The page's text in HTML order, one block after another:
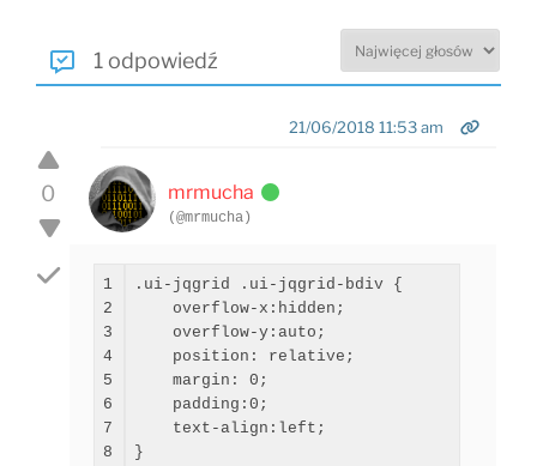
1 odpowiedź
0
21/06/2018 11:53 am
mrmucha
(@mrmucha)
1
2
3
4
5
6
7
.ui-jqgrid .ui-jqgrid-bdiv {
overflow-x:hidden;
overflow-y:auto;
position: relative;
margin: 0 ;
padding: 0 ;
}